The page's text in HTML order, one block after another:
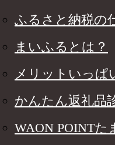
ふるさと納税の
まいふるとは？
メリットいっぱ
かんたん返礼品
WAON POINTた